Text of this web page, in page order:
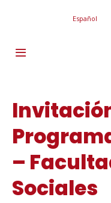
Español
–
Sociales